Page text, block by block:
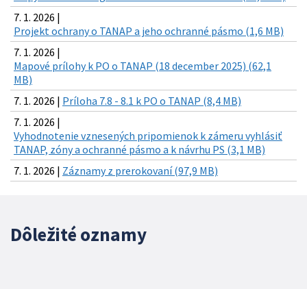
7. 1. 2026 |
Projekt ochrany o TANAP a jeho ochranné pásmo (1,6 MB)
7. 1. 2026 |
Mapové prílohy k PO o TANAP (18 december 2025) (62,1
MB)
7. 1. 2026 | Príloha 7.8 - 8.1 k PO o TANAP (8,4 MB)
7. 1. 2026 |
Vyhodnotenie vznesených pripomienok k zámeru vyhlásiť
TANAP, zóny a ochranné pásmo a k návrhu PS (3,1 MB)
7. 1. 2026 | Záznamy z prerokovaní (97,9 MB)
Dôležité oznamy